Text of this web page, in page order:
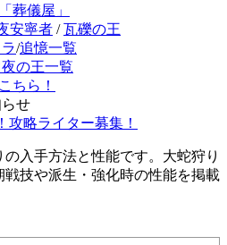
「葬儀屋」
安寧者 /瓦礫の王
/追憶一覧
の王一覧
ちら！
らせ
攻略ライター募集！
入手方法と性能です。大蛇狩り
技や派生・強化時の性能を掲載